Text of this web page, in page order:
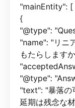
"mainEntity": [
{
"@type":
"name": "リニ
もたらします
"@type":
"text": "暴落の
延期は残念な